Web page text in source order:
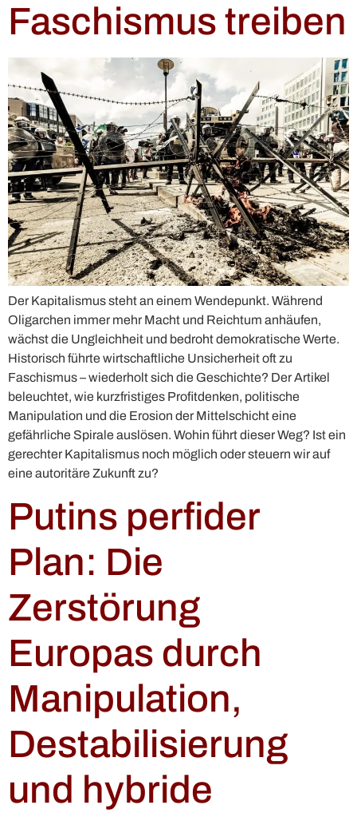
Faschismus treiben
Der Kapitalismus steht an einem Wendepunkt. Während
Oligarchen immer mehr Macht und Reichtum anhäufen,
wächst die Ungleichheit und bedroht demokratische Werte.
Historisch führte wirtschaftliche Unsicherheit oft zu
Faschismus – wiederholt sich die Geschichte? Der Artikel
beleuchtet, wie kurzfristiges Profitdenken, politische
Manipulation und die Erosion der Mittelschicht eine
gefährliche Spirale auslösen. Wohin führt dieser Weg? Ist ein
gerechter Kapitalismus noch möglich oder steuern wir auf
eine autoritäre Zukunft zu?
Putins perfider
Plan: Die
Zerstörung
Europas durch
Manipulation,
Destabilisierung
und hybride